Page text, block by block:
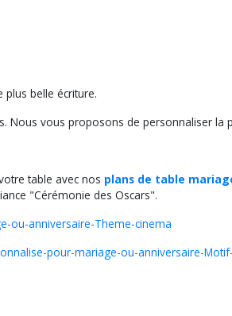
belle écriture.
Nous vous proposons de personnaliser la
table avec nos plans de table
"Cérémonie des Oscars".
ou-anniversaire-Theme-cinema
pour-mariage-ou-anniversaire-